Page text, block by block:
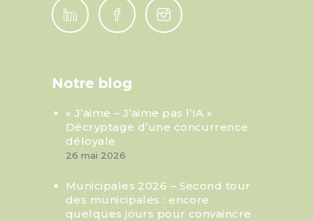
Notre blog
« J’aime – J’aime pas l’IA »
Décryptage d’une concurrence
déloyale
26 mai 2026
Municipales 2026 – Second tour
des municipales : encore
quelques jours pour convaincre